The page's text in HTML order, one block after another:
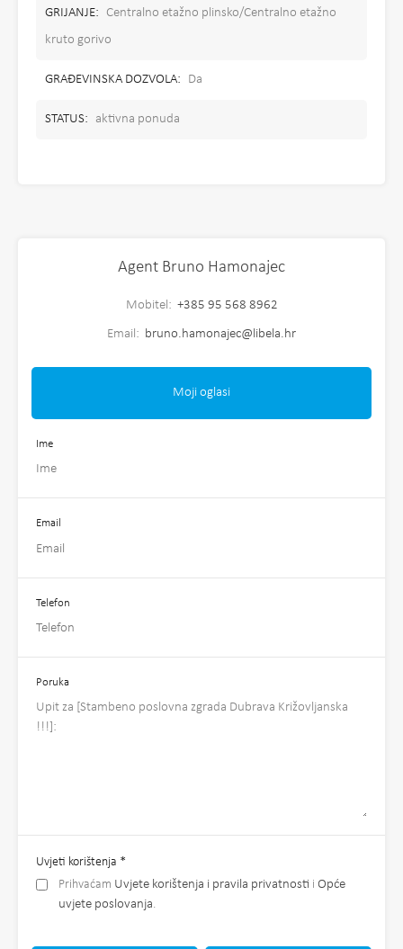
GRIJANJE: Centralno etažno plinsko/Centralno etažno
kruto gorivo
GRAĐEVINSKA DOZVOLA: Da
STATUS: aktivna ponuda
Agent Bruno Hamonajec
Mobitel: +385 95 568 8962
Email: bruno.hamonajec@libela.hr
Moji oglasi
Ime
Email
Telefon
Poruka
Uvjeti korištenja *
Prihvaćam Uvjete korištenja i pravila privatnosti i Opće
uvjete poslovanja.